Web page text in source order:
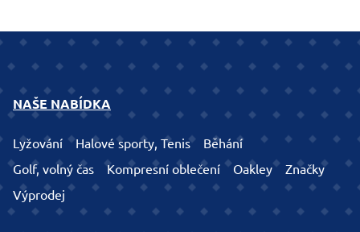
NAŠE NABÍDKA
Lyžování Halové sporty, Tenis
Běhání
Golf, volný čas
Kompresní oblečení Oakley
Značky
Výprodej